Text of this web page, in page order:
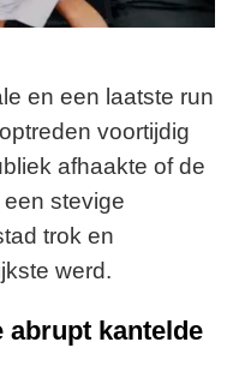
en een laatste run
voortijdig
afhaakte of de
stevige
trok en
werd.
abrupt kantelde